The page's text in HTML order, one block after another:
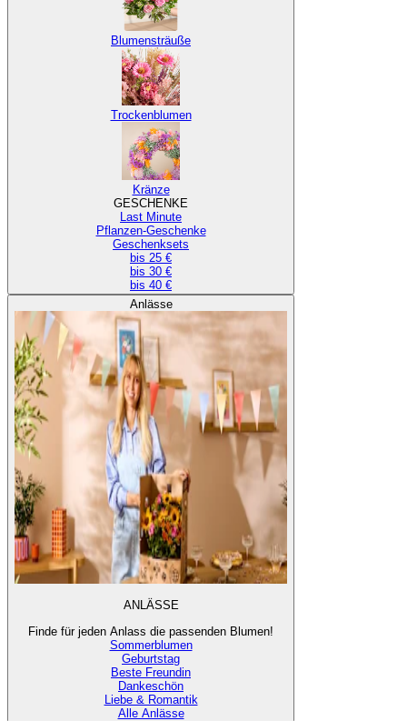
Blumensträuße
Trockenblumen
Kränze
GESCHENKE
Last Minute
Pflanzen-Geschenke
Geschenksets
bis 25 €
bis 30 €
bis 40 €
Anlässe
ANLÄSSE
Finde für jeden Anlass die passenden Blumen!
Sommerblumen
Geburtstag
Beste Freundin
Dankeschön
Liebe & Romantik
Alle Anlässe